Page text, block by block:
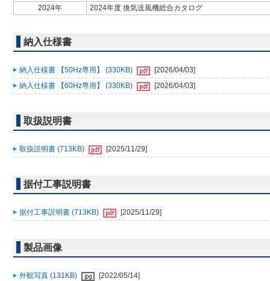
2024年
2024年度 換気送風機総合カタログ
納入仕様書
納入仕様書 【50Hz専用】 (330KB)
[2026/04/03]
納入仕様書 【60Hz専用】 (330KB)
[2026/04/03]
取扱説明書
取扱説明書 (713KB) [2025/11/29]
据付工事説明書
据付工事説明書 (713KB) [2025/11/29]
製品画像
外観写真 (131KB) [2022/05/14]